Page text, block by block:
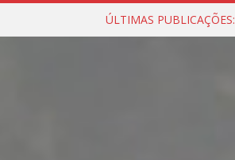
ÚLTIMAS PUBLICAÇÕES: